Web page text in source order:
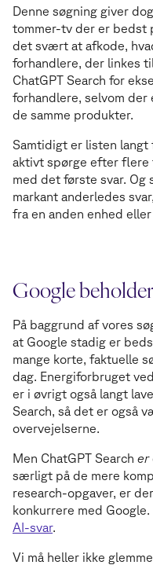
Denne søgning giver
tommer-tv der er bedst
det svært at afkode,
forhandlere, der linkes
ChatGPT Search for
forhandlere, selvom der
de samme produkter.
Samtidigt er listen langt
aktivt spørge efter flere
med det første svar. Og
markant anderledes
fra en anden enhed
Google
På baggrund af vores
at Google stadig er
mange korte, faktuelle
dag. Energiforbruget
er i øvrigt også langt
Search, så det er også
overvejelserne.
Men ChatGPT Search er
særligt på de mere
research-opgaver, er
konkurrere med
AI-svar.
Vi må heller ikke